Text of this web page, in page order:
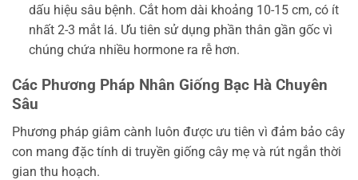
dấu hiệu sâu bệnh. Cắt hom dài khoảng 10-15 cm, có ít
nhất 2-3 mắt lá. Ưu tiên sử dụng phần thân gần gốc vì
chúng chứa nhiều hormone ra rễ hơn.
Các Phương Pháp Nhân Giống Bạc Hà Chuyên
Sâu
Phương pháp giâm cành luôn được ưu tiên vì đảm bảo cây
con mang đặc tính di truyền giống cây mẹ và rút ngắn thời
gian thu hoạch.